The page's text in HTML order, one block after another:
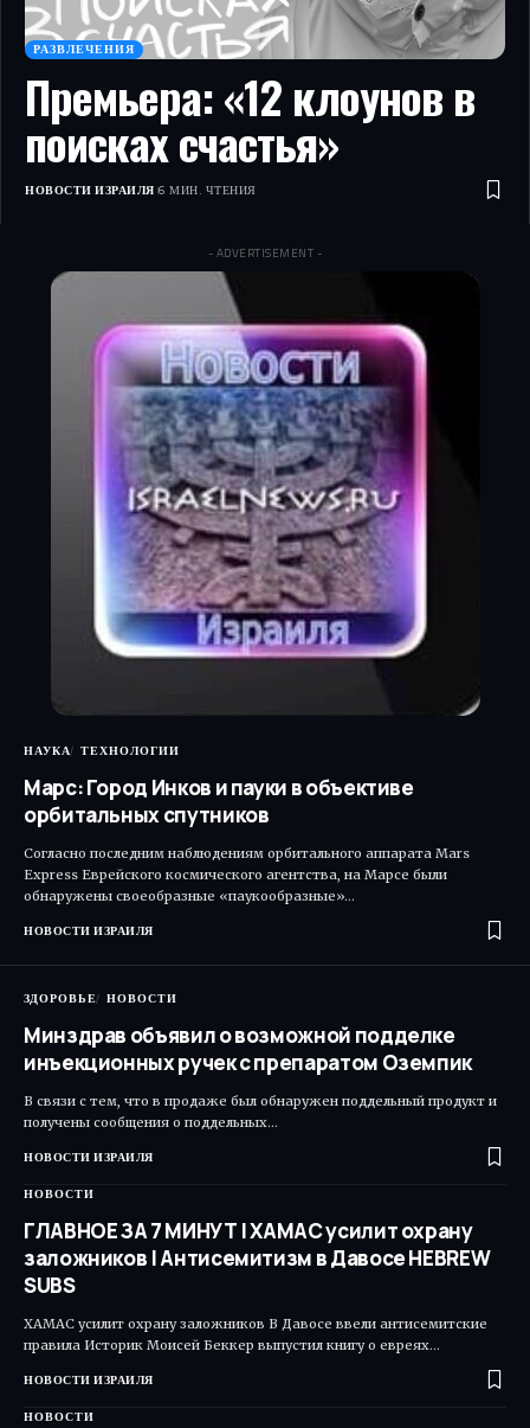
РАЗВЛЕЧЕНИЯ
Премьера: «12 клоунов в
поисках счастья»
НОВОСТИ ИЗРАИЛЯ 6 МИН. ЧТЕНИЯ
- ADVERTISEMENT -
НАУКА ТЕХНОЛОГИИ
Марс: Город Инков и пауки в объективе
орбитальных спутников
Согласно последним наблюдениям орбитального аппарата Mars
Express Еврейского космического агентства, на Марсе были
обнаружены своеобразные «паукообразные»…
НОВОСТИ ИЗРАИЛЯ
ЗДОРОВЬЕ НОВОСТИ
Минздрав объявил о возможной подделке
инъекционных ручек с препаратом Оземпик
В связи с тем, что в продаже был обнаружен поддельный продукт и
получены сообщения о поддельных…
НОВОСТИ ИЗРАИЛЯ
НОВОСТИ
ГЛАВНОЕ ЗА 7 МИНУТ | ХАМАС усилит охрану
заложников | Антисемитизм в Давосе HEBREW
SUBS
ХАМАС усилит охрану заложников В Давосе ввели антисемитские
правила Историк Моисей Беккер выпустил книгу о евреях…
НОВОСТИ ИЗРАИЛЯ
НОВОСТИ